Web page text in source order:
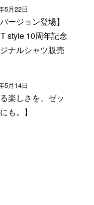
5月22日
バージョン登場】
style 10周年記念
ナルシャツ販売
5月14日
る楽しさを、ゼッ
も。】